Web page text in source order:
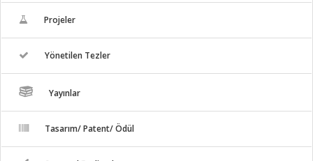
Projeler
Yönetilen Tezler
Yayınlar
Tasarım/ Patent/ Ödül